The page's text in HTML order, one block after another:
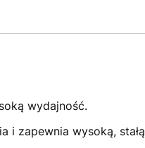
wydajność.
i zapewnia wysoką, stałą